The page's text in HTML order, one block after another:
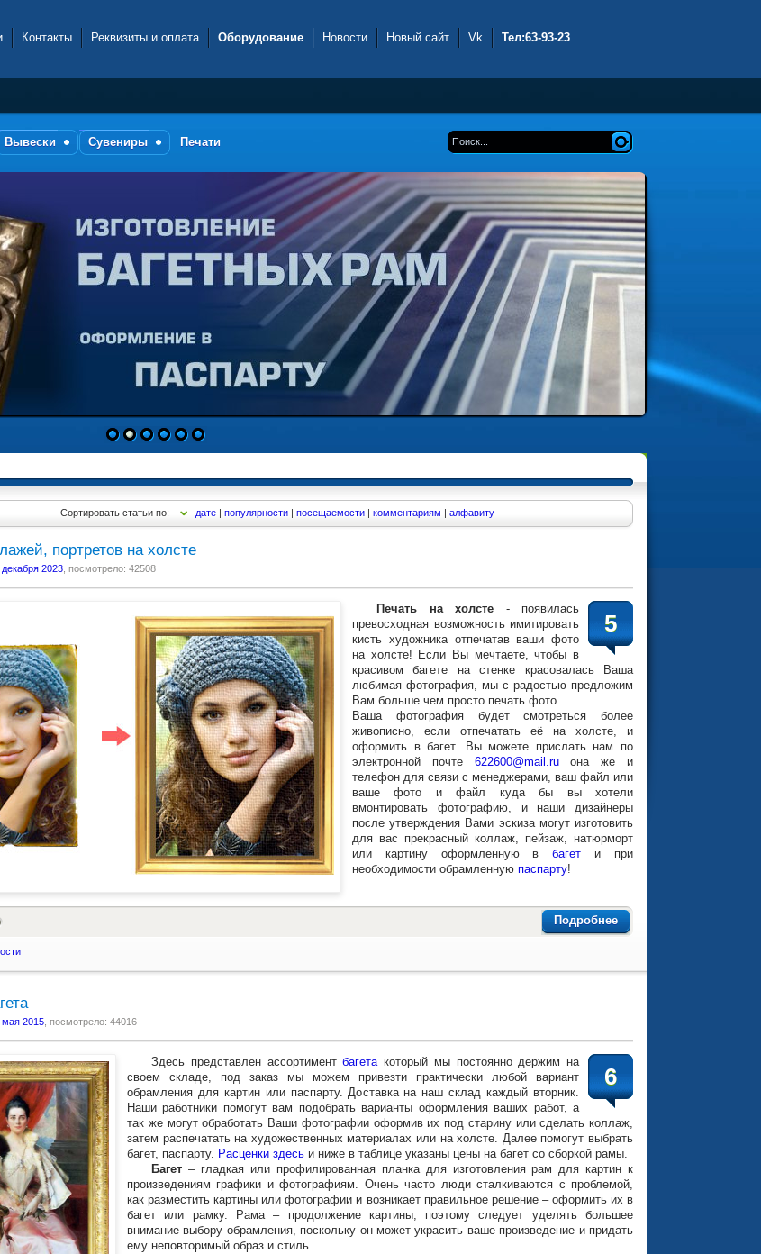
Контакты Реквизиты и оплата Оборудование Новости Новый сайт Vk Тел:63-93-23
Вывески Сувениры Печати
1 2 3 4 5 6
Сортировать статьи по: дате | популярности | посещаемости | комментариям | алфавиту
портретов на холсте
декабря 2023 , посмотрело: 42508
5
Печать на холсте - появилась
превосходная возможность имитировать
кисть художника отпечатав ваши фото
на холсте! Если Вы мечтаете, чтобы в
красивом багете на стенке красовалась Ваша
любимая фотография, мы с радостью предложим
Вам больше чем просто печать фото.
Ваша фотография будет смотреться более
живописно, если отпечатать её на холсте, и
оформить в багет. Вы можете прислать нам по
электронной почте622600@mail.ruона же и
телефон для связи с менеджерами, ваш файл или
ваше фото и файл куда бы вы хотели
вмонтировать фотографию, и наши дизайнеры
после утверждения Вами эскиза могут изготовить
для вас прекрасный коллаж, пейзаж, натюрморт
или картину оформленную вбагет и при
необходимости обрамленную паспарту!
Подробнее
мая 2015 , посмотрело: 44016
6
Здесь представлен ассортиментбагетакоторый мы постоянно держим на
своем складе, под заказ мы можем привезти практически любой вариант
обрамления для картин или паспарту. Доставка на наш склад каждый вторник.
Наши работники помогут вам подобрать варианты оформления ваших работ, а
так же могут обработать Ваши фотографии оформив их под старину или сделать коллаж,
затем распечатать на художественных материалах или на холсте. Далее помогут выбрать
багет, паспарту. Расценки здесь и ниже в таблице указаны цены на багет со сборкой рамы.
Багет – гладкая или профилированная планка для изготовления рам для картин к
произведениям графики и фотографиям. Очень часто люди сталкиваются с проблемой,
как разместить картины или фотографии и возникает правильное решение – оформить их в
багет или рамку. Рама – продолжение картины, поэтому следует уделять большее
внимание выбору обрамления, поскольку он может украсить ваше произведение и придать
ему неповторимый образ и стиль.